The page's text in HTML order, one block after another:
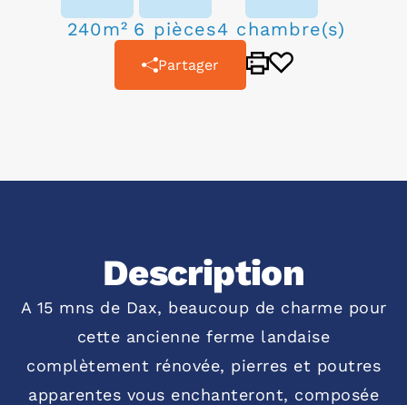
240m² 6 pièces4 chambre(s)
Partager
Description
A 15 mns de Dax, beaucoup de charme pour
cette ancienne ferme landaise
complètement rénovée, pierres et poutres
apparentes vous enchanteront, composée